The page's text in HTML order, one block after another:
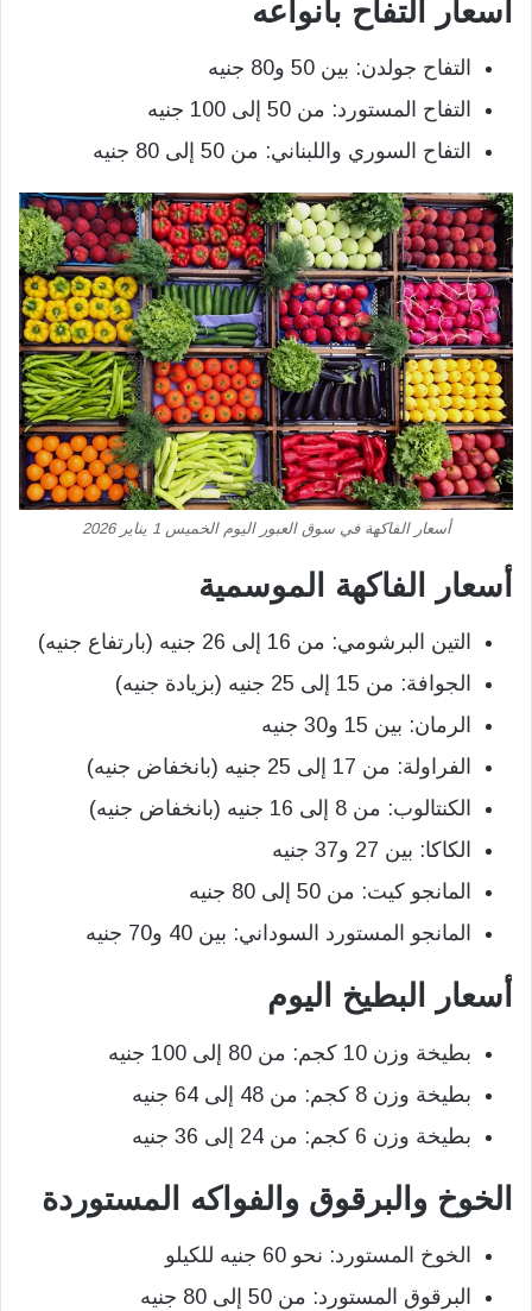
أسعار التفاح بأنواعه
التفاح جولدن: بين 50 و80 جنيه
التفاح المستورد: من 50 إلى 100 جنيه
التفاح السوري واللبناني: من 50 إلى 80 جنيه
أسعار الفاكهة في سوق العبور اليوم الخميس 1 يناير 2026
أسعار الفاكهة الموسمية
التين البرشومي: من 16 إلى 26 جنيه (بارتفاع جنيه)
الجوافة: من 15 إلى 25 جنيه (بزيادة جنيه)
الرمان: بين 15 و30 جنيه
الفراولة: من 17 إلى 25 جنيه (بانخفاض جنيه)
الكنتالوب: من 8 إلى 16 جنيه (بانخفاض جنيه)
الكاكا: بين 27 و37 جنيه
المانجو كيت: من 50 إلى 80 جنيه
المانجو المستورد السوداني: بين 40 و70 جنيه
أسعار البطيخ اليوم
بطيخة وزن 10 كجم: من 80 إلى 100 جنيه
بطيخة وزن 8 كجم: من 48 إلى 64 جنيه
بطيخة وزن 6 كجم: من 24 إلى 36 جنيه
الخوخ والبرقوق والفواكه المستوردة
الخوخ المستورد: نحو 60 جنيه للكيلو
البرقوق المستورد: من 50 إلى 80 جنيه